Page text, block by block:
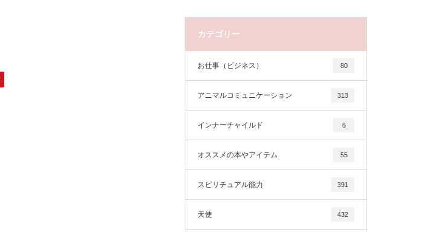
カテゴリー
お仕事（ビジネス） 80
アニマルコミュニケーション 313
インナーチャイルド 6
オススメの本やアイテム 55
スピリチュアル能力 391
天使 432